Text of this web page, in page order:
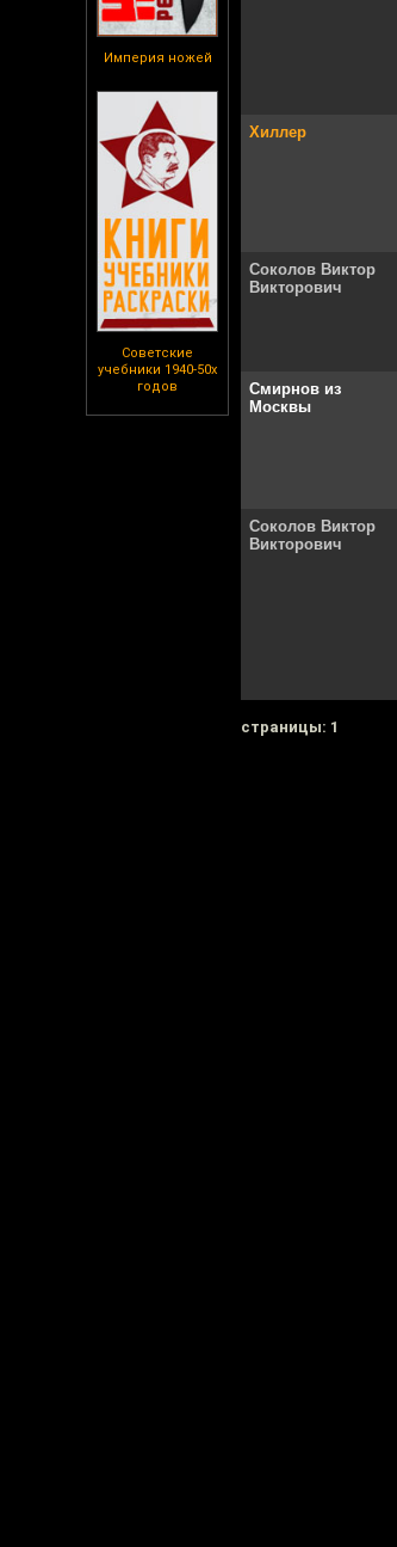
Империя ножей
Советские
учебники 1940-50х
годов
Хиллер
Соколов Виктор
Викторович
Смирнов из
Москвы
Соколов Виктор
Викторович
cтраницы: 1